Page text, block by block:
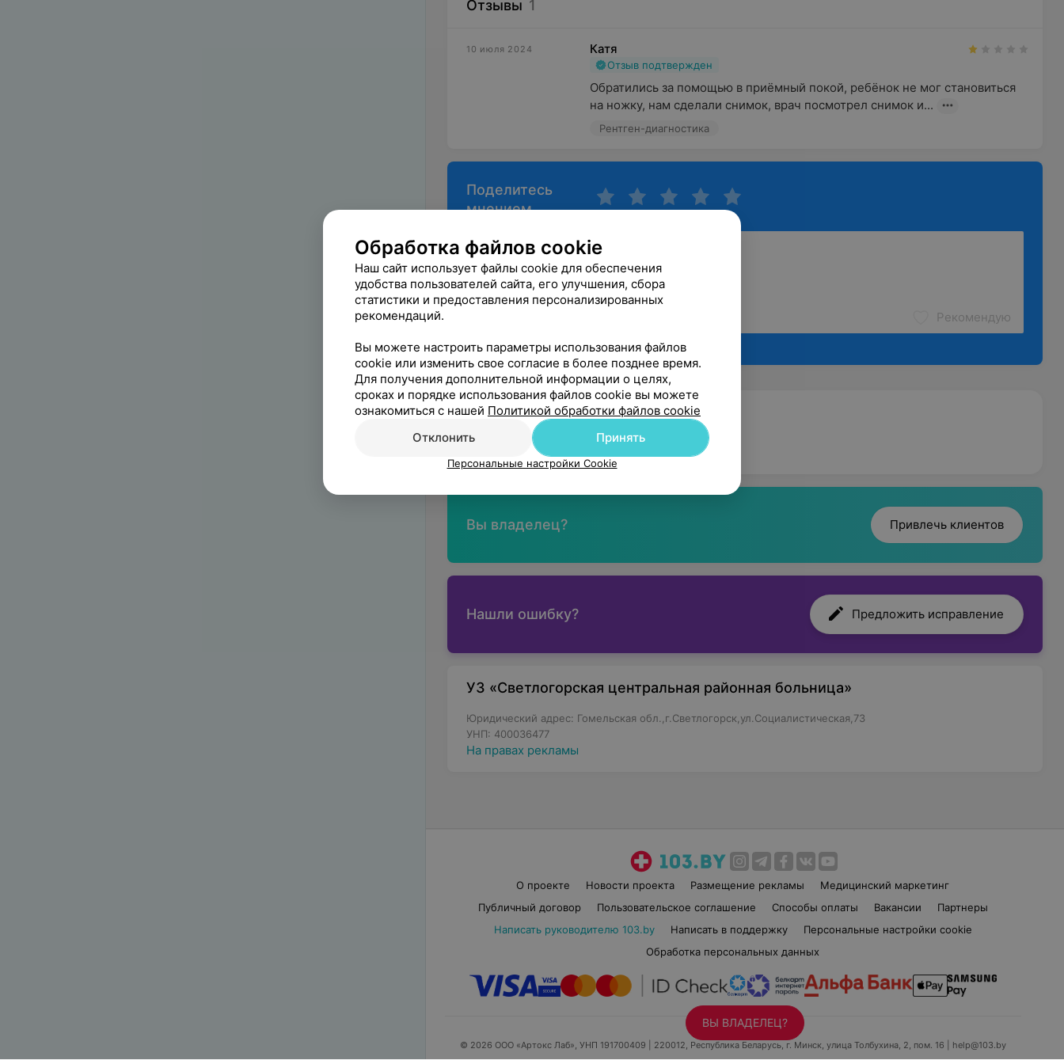
Отзывы 1
10 июля 2024 Катя
Отзыв подтвержден
Обратились за помощью в приёмный покой, ребёнок не мог становиться
на ножку, нам сделали снимок, врач посмотрел снимок и...
Рентген-диагностика
Поделитесь
мнением
Рекомендую
Светлогорск, ул. Социалистическая, 73
МАРШРУТ
Вы владелец? Привлечь клиентов
Нашли ошибку? Предложить исправление
УЗ «Светлогорская центральная районная больница»
Юридический адрес: Гомельская обл.,г.Светлогорск,ул.Социалистическая,73
УНП: 400036477
На правах рекламы
О проекте Новости проекта Размещение рекламы
Медицинский маркетинг
Публичный договор
Пользовательское соглашение Способы оплаты Вакансии
Партнеры
Написать руководителю 103.by
Написать в поддержку
Персональные настройки cookie
Обработка персональных данных
© 2026 ООО «Артокс Лаб», УНП 191700409 | 220012, Республика Беларусь, г. Минск, улица Толбухина, 2, пом. 16 | help@103.by
ВЫ ВЛАДЕЛЕЦ?
Обработка файлов cookie
Наш сайт использует файлы cookie для обеспечения
удобства пользователей сайта, его улучшения, сбора
статистики и предоставления персонализированных
рекомендаций.
Вы можете настроить параметры использования файлов
cookie или изменить свое согласие в более позднее время.
Для получения дополнительной информации о целях,
сроках и порядке использования файлов cookie вы можете
ознакомиться с нашей Политикой обработки файлов cookie
Отклонить
Принять
Персональные настройки Cookie